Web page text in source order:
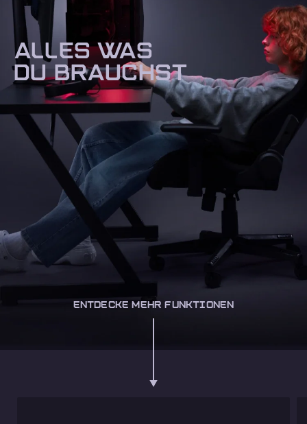
ALLES WAS
DU BRAUCHST
ENTDECKE MEHR FUNKTIONEN